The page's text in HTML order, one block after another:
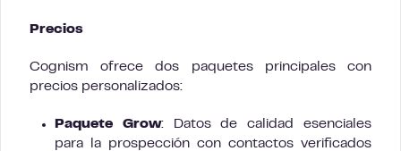
Precios
Cognism ofrece dos paquetes principales con
precios personalizados:
Paquete Grow: Datos de calidad esenciales
para la prospección con contactos verificados